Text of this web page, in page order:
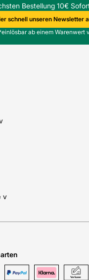
Bestellung 10€
schnell unseren Newsletter
ab einem Warenwert
v